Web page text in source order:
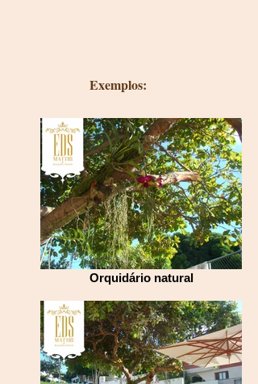
Exemplos:
Orquidário natural